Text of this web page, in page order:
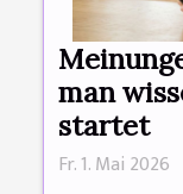
man
startet
Fr. 1. Mai 2026